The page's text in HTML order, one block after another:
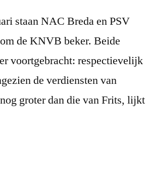
staan NAC Breda en PSV
de KNVB beker. Beide
voortgebracht: respectievelijk
de verdiensten van
groter dan die van Frits, lijkt